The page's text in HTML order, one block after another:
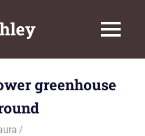
МЕНЮ
greenhouse